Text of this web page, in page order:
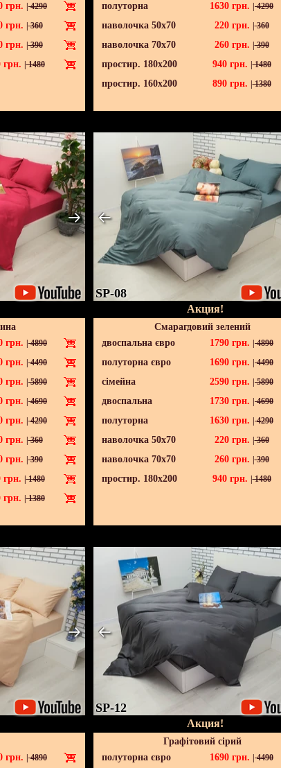
грн. 4290
грн. |360
грн. |390
грн. |1480
полуторна 1630 грн. 4290
наволочка 50х70 220 грн. |360
наволочка 70х70 260 грн. |390
простир. 180х200 940 грн. |1480
простир. 160х200 890 грн. |1380
грн. 4890
грн. 4490
грн. 5890
грн. 4690
грн. 4290
грн. |360
грн. |390
грн. |1480
грн. |1380
SP-08
Акция!
Смарагдовий зелений
двоспальна євро
1790 грн. 4890
полуторна євро 1690 грн. 4490
сімейна 2590 грн. 5890
двоспальна 1730 грн. 4690
полуторна 1630 грн. 4290
наволочка 50х70 220 грн. |360
наволочка 70х70 260 грн. |390
простир. 180х200 940 грн. |1480
грн. 4890
SP-12
Акция!
Графітовий сірий
полуторна євро
1690 грн. 4490